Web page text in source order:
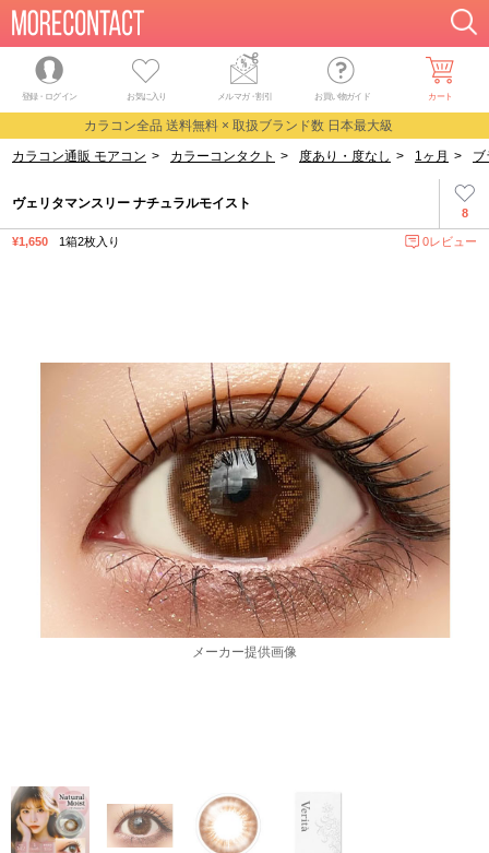
登録・ログイン お気に入り メルマガ・割引 お買い物ガイド カート
カラコン全品 送料無料 × 取扱ブランド数 日本最大級
カラコン通販 モアコン > カラーコンタクト > 度あり・度なし > 1ヶ月 > ブ
8
ヴェリタマンスリー ナチュラルモイスト
¥1,650 1箱2枚入り 0レビュー
メーカー提供画像